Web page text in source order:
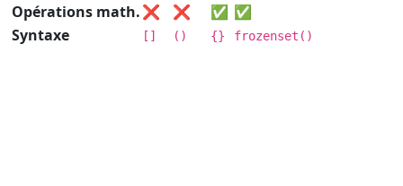
Opérations math.❌ ❌ ✅ ✅
Syntaxe
[] () {} frozenset()